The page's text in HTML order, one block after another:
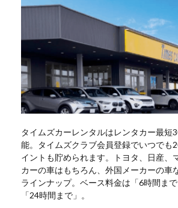
タイムズカーレンタルはレンタカー最短
能。タイムズクラブ会員登録でいつでも
イントも貯められます。トヨタ、日産、
カーの車はもちろん、外国メーカーの車
ラインナップ。ベース料金は「6時間まで
「24時間まで」。